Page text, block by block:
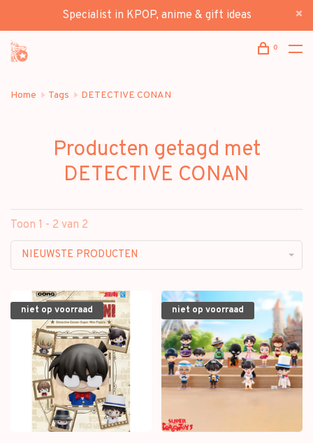
Specialist in KPOP, anime & gift ideas
0
Home Tags DETECTIVE CONAN
Producten getagd met
DETECTIVE CONAN
Toon 1 - 2 van 2
NIEUWSTE PRODUCTEN
niet op voorraad niet op voorraad